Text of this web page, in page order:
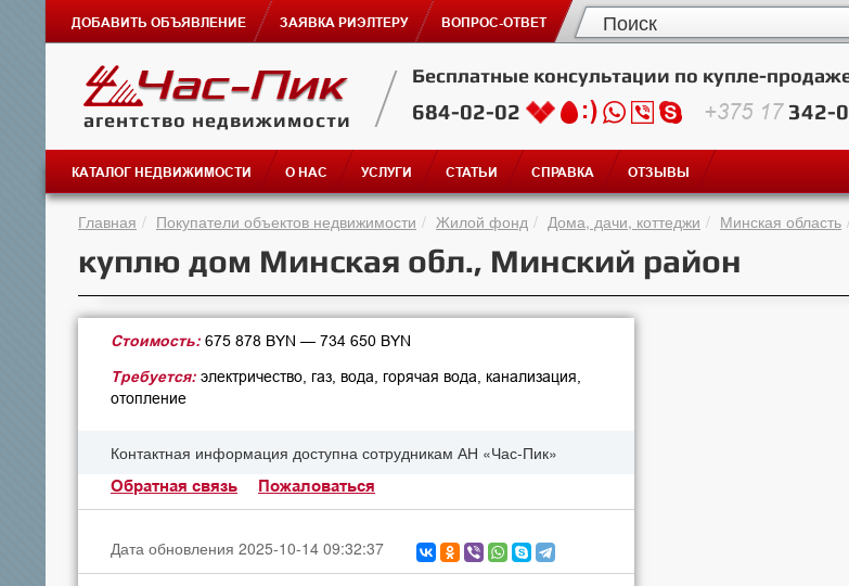
ДОБАВИТЬ ОБЪЯВЛЕНИЕ ЗАЯВКА РИЭЛТЕРУ ВОПРОС-ОТВЕТ
агентство недвижимости
Бесплатные консультации по купле-
684-02-02 +375 17342-
КАТАЛОГ НЕДВИЖИМОСТИ О НАС УСЛУГИ СТАТЬИ СПРАВКА ОТЗЫВЫ
Главная Покупатели объектов недвижимости Жилой фонд Дома, дачи, коттеджи Минская область
куплю дом Минская обл., Минский район
Стоимость: 675 878 BYN — 734 650 BYN
Требуется: электричество, газ, вода, горячая вода, канализация,
отопление
Контактная информация доступна сотрудникам АН «Час-Пик»
Обратная связь Пожаловаться
Дата обновления 2025-10-14 09:32:37